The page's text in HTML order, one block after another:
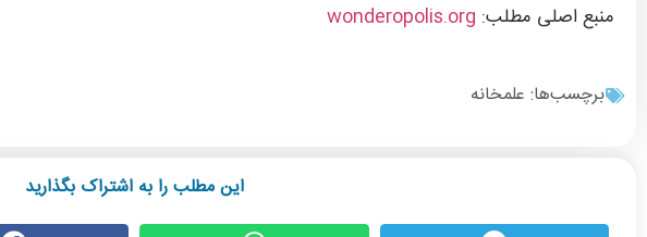
منبع اصلی مطلب: wonderopolis.org
برچسب‌ها: علمخانه
این مطلب را به اشتراک بگذارید